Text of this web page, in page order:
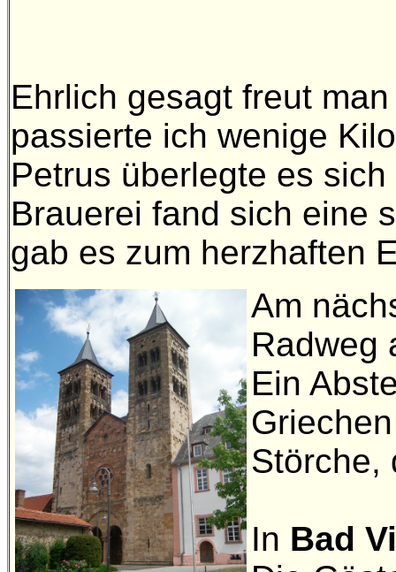
Ehrlich gesagt freut
passierte ich wenige
Petrus überlegte es
Brauerei fand sich eine
gab es zum herzhaften
Am
Radweg
Ein
Störche,
In Bad